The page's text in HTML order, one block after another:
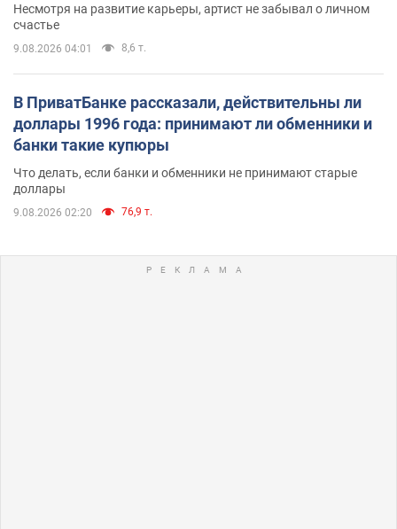
Несмотря на развитие карьеры, артист не забывал о личном
счастье
9.08.2026 04:01 8,6 т.
В ПриватБанке рассказали, действительны ли
доллары 1996 года: принимают ли обменники и
банки такие купюры
Что делать, если банки и обменники не принимают старые
доллары
9.08.2026 02:20 76,9 т.